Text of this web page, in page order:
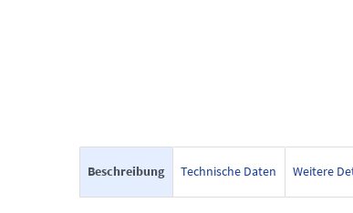
Beschreibung Technische Daten Weitere